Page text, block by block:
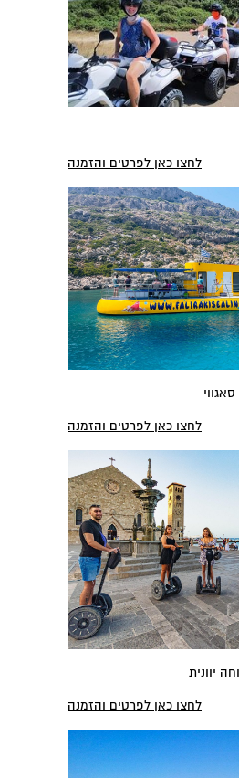
לחצו כאן לפרטים והזמנה
לחצו כאן לפרטים והזמנה
יוונית
לחצו כאן לפרטים והזמנה